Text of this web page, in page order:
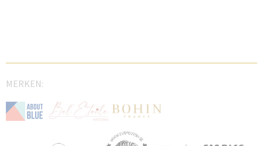
MERKEN: